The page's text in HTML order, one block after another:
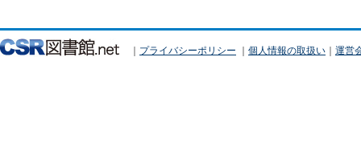
｜ プライバシーポリシー ｜ 個人情報の取扱い ｜ 運営